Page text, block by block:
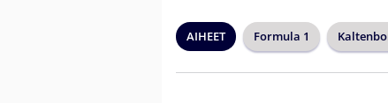
AIHEET Formula 1